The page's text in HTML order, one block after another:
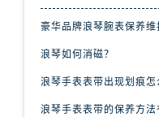
豪华品牌浪琴腕表保养维
浪琴如何消磁？
浪琴手表表带出现划痕怎
浪琴手表表带的保养方法